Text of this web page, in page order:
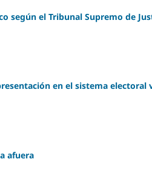
según el Tribunal Supremo de
en el sistema electoral
afuera